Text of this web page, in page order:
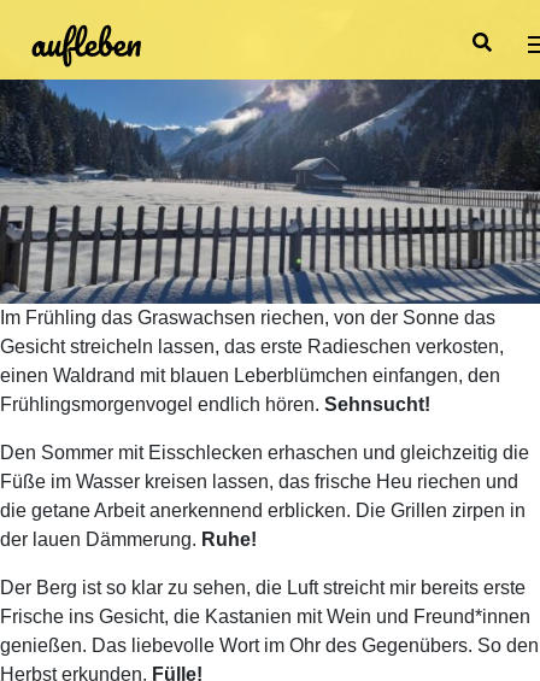
Im Frühling das Graswachsen riechen, von der Sonne das
Gesicht streicheln lassen, das erste Radieschen verkosten,
einen Waldrand mit blauen Leberblümchen einfangen, den
Frühlingsmorgenvogel endlich hören. Sehnsucht!
Den Sommer mit Eisschlecken erhaschen und gleichzeitig die
Füße im Wasser kreisen lassen, das frische Heu riechen und
die getane Arbeit anerkennend erblicken. Die Grillen zirpen in
der lauen Dämmerung. Ruhe!
Der Berg ist so klar zu sehen, die Luft streicht mir bereits erste
Frische ins Gesicht, die Kastanien mit Wein und Freund*innen
genießen. Das liebevolle Wort im Ohr des Gegenübers. So den
Herbst erkunden. Fülle!